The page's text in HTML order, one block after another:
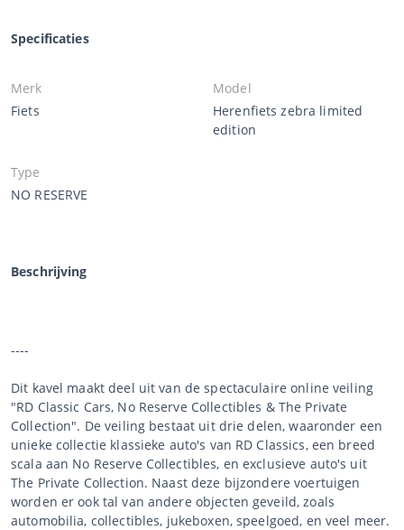
Specificaties
Merk
Fiets
Model
Herenfiets zebra limited
edition
Type
NO RESERVE
Beschrijving
----
Dit kavel maakt deel uit van de spectaculaire online veiling
"RD Classic Cars, No Reserve Collectibles & The Private
Collection". De veiling bestaat uit drie delen, waaronder een
unieke collectie klassieke auto's van RD Classics, een breed
scala aan No Reserve Collectibles, en exclusieve auto's uit
The Private Collection. Naast deze bijzondere voertuigen
worden er ook tal van andere objecten geveild, zoals
automobilia, collectibles, jukeboxen, speelgoed, en veel meer.